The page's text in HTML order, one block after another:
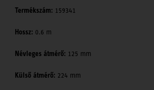
Termékszám: 159341
Hossz: 0.6 m
Névleges átmérő: 125 mm
Külső átmérő: 224 mm